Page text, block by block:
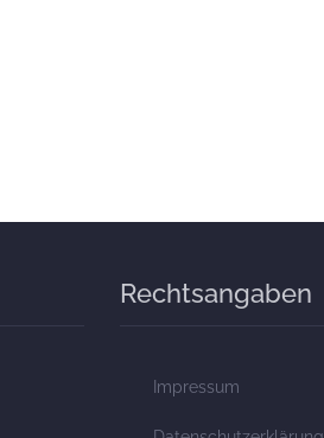
Rechtsangaben
Impressum